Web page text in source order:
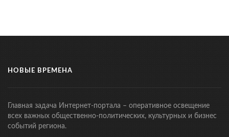
НОВЫЕ ВРЕМЕНА
Главная задача Интернет-портала – оперативное освещение
всех важных общественно-политических, культурных и бизнес
событий региона.